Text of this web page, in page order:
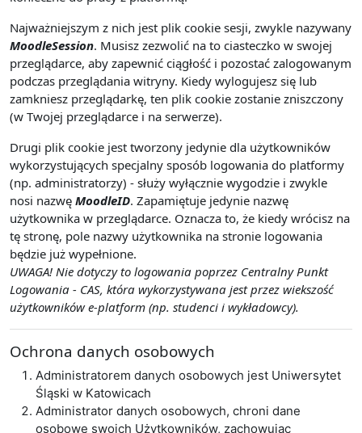
Najważniejszym z nich jest plik cookie sesji, zwykle nazywany
MoodleSession. Musisz zezwolić na to ciasteczko w swojej
przeglądarce, aby zapewnić ciągłość i pozostać zalogowanym
podczas przeglądania witryny. Kiedy wylogujesz się lub
zamkniesz przeglądarkę, ten plik cookie zostanie zniszczony
(w Twojej przeglądarce i na serwerze).
Drugi plik cookie jest tworzony jedynie dla użytkowników
wykorzystujących specjalny sposób logowania do platformy
(np. administratorzy) - służy wyłącznie wygodzie i zwykle
nosi nazwę MoodleID. Zapamiętuje jedynie nazwę
użytkownika w przeglądarce. Oznacza to, że kiedy wrócisz na
tę stronę, pole nazwy użytkownika na stronie logowania
będzie już wypełnione.
UWAGA! Nie dotyczy to logowania poprzez Centralny Punkt
Logowania - CAS, która wykorzystywana jest przez wiekszość
użytkowników e-platform (np. studenci i wykładowcy).
Ochrona danych osobowych
Administratorem danych osobowych jest Uniwersytet
Śląski w Katowicach
Administrator danych osobowych, chroni dane
osobowe swoich Użytkowników, zachowując